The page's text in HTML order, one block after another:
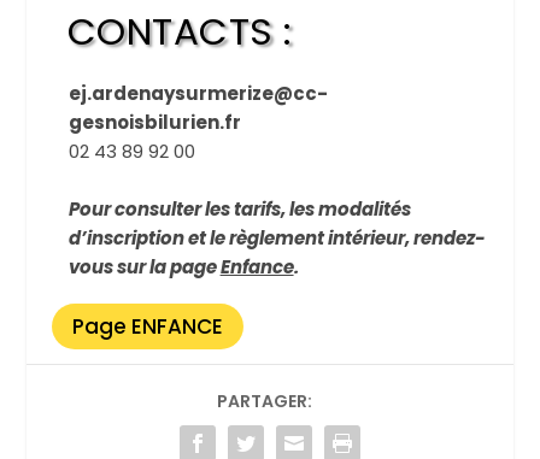
CONTACTS :
ej.ardenaysurmerize@cc-
gesnoisbilurien.fr
02 43 89 92 00
Pour consulter les tarifs, les modalités
d’inscription et le règlement intérieur, rendez-
vous sur lapageEnfance.
Page ENFANCE
PARTAGER: